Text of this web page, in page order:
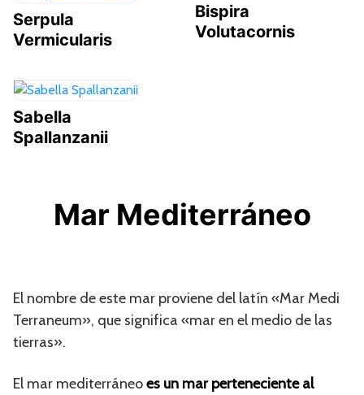
Serpula
Vermicularis
Bispira
Volutacornis
Sabella
Spallanzanii
Mar Mediterráneo
El nombre de este mar proviene del latín «Mar Medi
Terraneum», que significa «mar en el medio de las
tierras».
El mar mediterráneoes un mar perteneciente al